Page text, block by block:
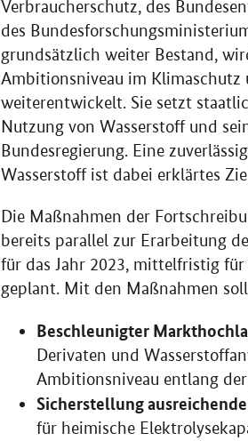
Verbraucherschutz, des
des
grundsätzlich weiter Bestand,
Ambitionsniveau im Klimaschutz
weiterentwickelt. Sie setzt
Nutzung von Wasserstoff und
Bundesregierung. Eine
Wasserstoff ist dabei erklärtes
Die Maßnahmen der
bereits parallel zur Erarbeitung
für das Jahr 2023, mittelfristig
geplant. Mit den Maßnahmen
Beschleunigter
Derivaten und
Ambitionsniveau entlang
Sicherstellung
für heimische